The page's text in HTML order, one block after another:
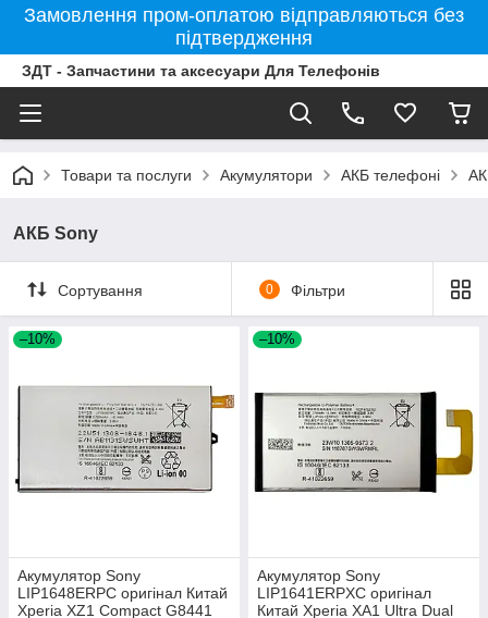
Замовлення пром-оплатою відправляються без
підтвердження
ЗДТ - Запчастини та аксесуари Для Телефонів
Товари та послуги Акумулятори АКБ телефоні
АКБ Sony
Сортування 0 Фільтри
–10%
Акумулятор Sony
LIP1648ERPC оригінал Китай
Xperia XZ1 Compact G8441
–10%
Акумулятор Sony
LIP1641ERPXC оригінал
Китай Xperia XA1 Ultra Dual